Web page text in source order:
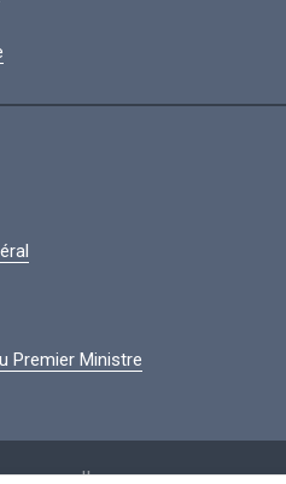
Premier Ministre